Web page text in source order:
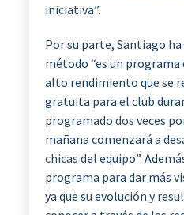
iniciativa”.
Por su parte, Santiago
método “es un
alto rendimiento que se
gratuita para el club
programado dos veces
mañana comenzará a
chicas del equipo”.
programa para dar más
ya que su evolución y